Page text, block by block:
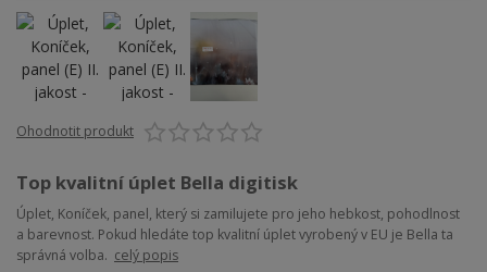
Ohodnotit produkt
Top kvalitní úplet Bella digitisk
Úplet, Koníček, panel, který si zamilujete pro jeho hebkost, pohodlnost
a barevnost. Pokud hledáte top kvalitní úplet vyrobený v EU je Bella ta
správná volba. celý popis